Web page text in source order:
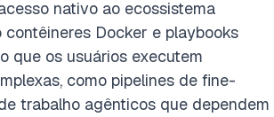
nativo ao ecossistema
contêineres Docker e playbooks
que os usuários executem
como pipelines de fine-
trabalho agênticos que dependem